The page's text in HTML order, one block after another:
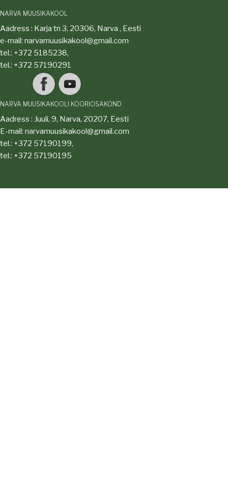
NARVA MUUSIKAKOOL
Aadress : Karja tn 3, 20306, Narva , Eesti
e-mail: narvamuusikakool@gmail.com
tel.: +372 5185238,
tel.: +372 57190291
NARVA MUUSIKAKOOLI KOORIOSAKOND
Aadress : Juuli, 9, Narva, 20207, Eesti
E-mail: narvamuusikakool@gmail.com
tel.: +372 57190199,
tel.: +372 57190195